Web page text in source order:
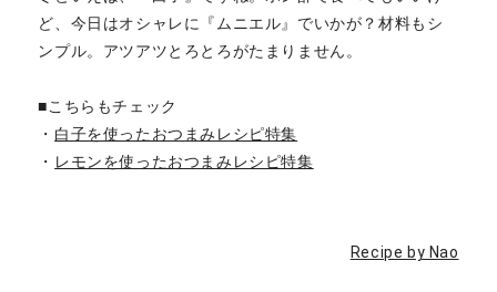
ど、今日はオシャレに『ムニエル』でいかが？材料もシ
ンプル。アツアツとろとろがたまりません。
■こちらもチェック
・ 白子を使ったおつまみレシピ特集
・ レモンを使ったおつまみレシピ特集
Recipe by Nao